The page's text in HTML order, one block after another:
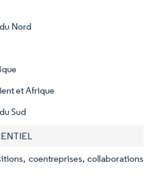
Nord
et Afrique
Sud
coentreprises, collaborations